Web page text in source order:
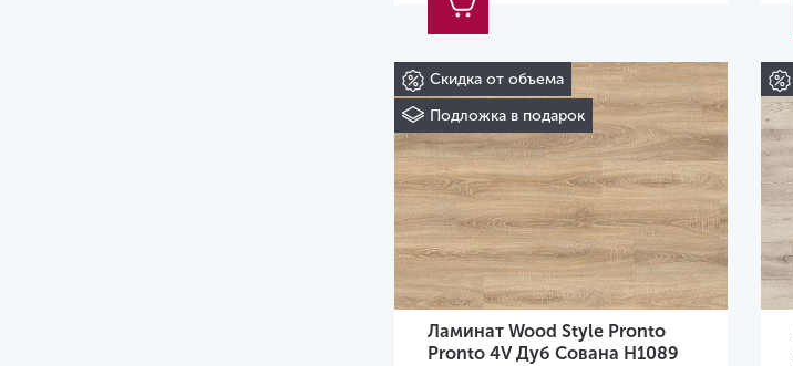
Скидка от объема
Подложка в подарок
Ламинат Wood Style Pronto
Pronto 4V Дуб Сована H1089